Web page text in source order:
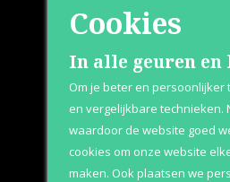
Shop
Herenparfum
Damesparfum
Merken
Cookies
In alle geuren
Om je beter en persoonlijker
en vergelijkbare technieken.
waardoor de website goed
cookies om onze website
maken. Ook plaatsen we